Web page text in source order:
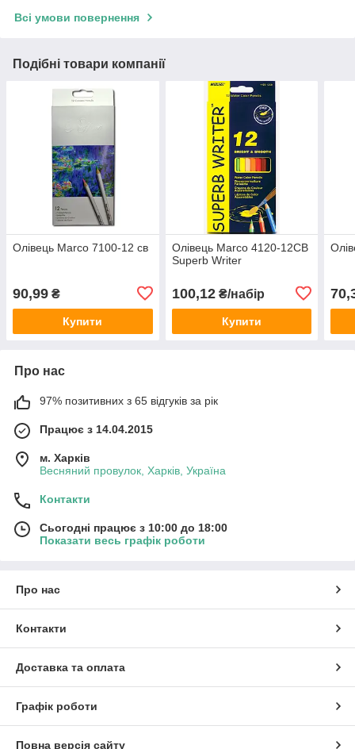
Всі умови повернення
Подібні товари компанії
Олівець Marco 7100-12 св
90,99 ₴
Купити
Олівець Marco 4120-12СВ
Superb Writer
100,12₴/набір
Купити
Про нас
97% позитивних з 65 відгуків за рік
Працює з 14.04.2015
м. Харків
Весняний провулок, Харків, Україна
Контакти
Сьогодні працює з 10:00 до 18:00
Показати весь графік роботи
Про нас
Контакти
Доставка та оплата
Графік роботи
Повна версія сайту